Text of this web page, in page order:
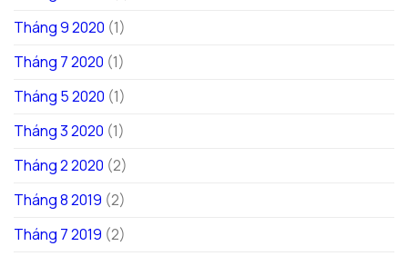
Tháng 9 2020 (1)
Tháng 7 2020 (1)
Tháng 5 2020 (1)
Tháng 3 2020 (1)
Tháng 2 2020 (2)
Tháng 8 2019 (2)
Tháng 7 2019 (2)